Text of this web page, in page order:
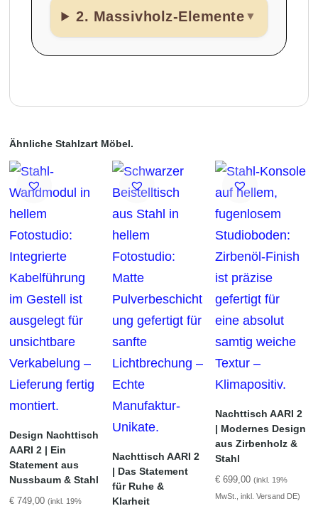
2. Massivholz-Elemente ▼
Ähnliche Stahlzart Möbel.
Design Nachttisch
AARI 2 | Ein
Statement aus
Nussbaum & Stahl
€ 749,00 (inkl. 19%
Nachttisch AARI 2
| Das Statement
für Ruhe &
Klarheit
Nachttisch AARI 2
| Modernes Design
aus Zirbenholz &
Stahl
€ 699,00 (inkl. 19%
MwSt., inkl. Versand DE)